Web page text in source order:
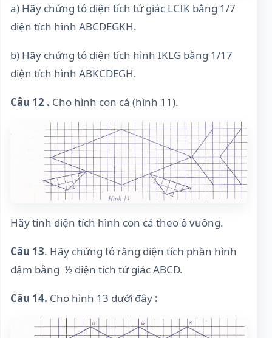
a) Hãy chứng tỏ diện tích tứ giác LCIK bằng 1/7
diện tích hình ABCDEGKH.
b) Hãy chứng tỏ diện tích hình IKLG bằng 1/17
diện tích hình ABKCDEGH.
Câu 12 . Cho hình con cá (hình 11).
Hãy tính diện tích hình con cá theo ô vuông.
Câu 13. Hãy chứng tỏ rằng diện tích phần hình
đậm bằng ½ diện tích tứ giác ABCD.
Câu 14. Cho hình 13 dưới đây :